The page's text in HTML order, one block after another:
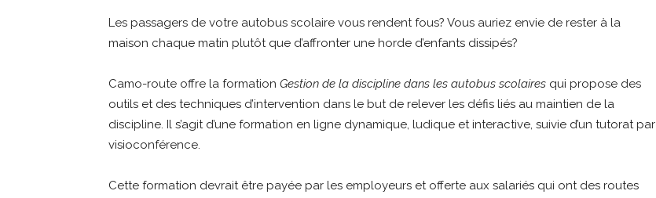
Les passagers de votre autobus scolaire vous rendent fous? Vous auriez envie de rester à la
maison chaque matin plutôt que d’affronter une horde d’enfants dissipés?
Camo-route offre la formation Gestion de la discipline dans les autobus scolaires qui propose des
outils et des techniques d’intervention dans le but de relever les défis liés au maintien de la
discipline. Il s’agit d’une formation en ligne dynamique, ludique et interactive, suivie d’un tutorat par
visioconférence.
Cette formation devrait être payée par les employeurs et offerte aux salariés qui ont des routes